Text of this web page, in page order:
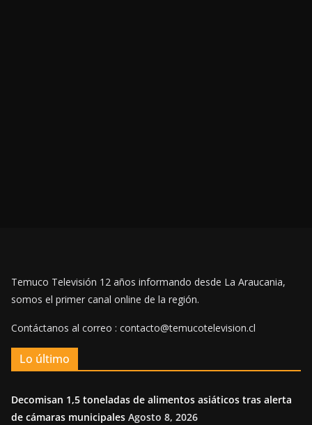
Temuco Televisión 12 años informando desde La Araucania,
somos el primer canal online de la región.
Contáctanos al correo : contacto@temucotelevision.cl
Lo último
Decomisan 1,5 toneladas de alimentos asiáticos tras alerta
de cámaras municipales Agosto 8, 2026